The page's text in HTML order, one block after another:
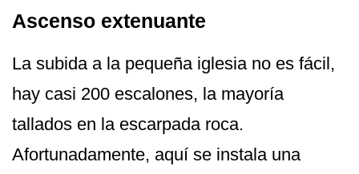
Ascenso extenuante
La subida a la pequeña iglesia no es fácil,
hay casi 200 escalones, la mayoría
tallados en la escarpada roca.
Afortunadamente, aquí se instala una